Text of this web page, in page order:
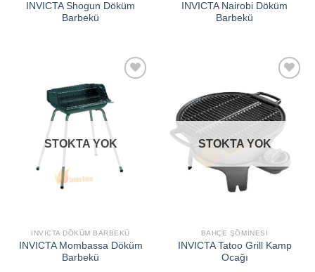
INVICTA Shogun Döküm
Barbekü
INVICTA Nairobi Döküm
Barbekü
İSTEK
LISTEME
EKLE
STOKTA YOK
INVICTA DÖKÜM BARBEKÜ
INVICTA Mombassa Döküm
Barbekü
İSTEK
LISTEME
EKLE
STOKTA YOK
BAHÇE ŞÖMINESI
INVICTA Tatoo Grill Kamp
Ocağı